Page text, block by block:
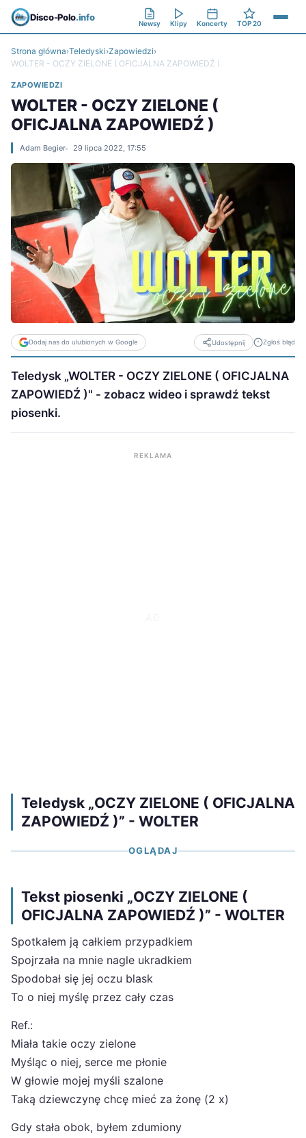
Disco-Polo.info
Newsy Klipy Koncerty TOP 20
Strona główna›Teledyski›Zapowiedzi›
WOLTER - OCZY ZIELONE ( OFICJALNA ZAPOWIEDŹ )
ZAPOWIEDZI
WOLTER - OCZY ZIELONE (
OFICJALNA ZAPOWIEDŹ )
Adam Begier 29 lipca 2022, 17:55
Dodaj nas do ulubionych w Google Udostępnij Zgłoś błąd
Teledysk „WOLTER - OCZY ZIELONE ( OFICJALNA
ZAPOWIEDŹ )" - zobacz wideo i sprawdź tekst
piosenki.
REKLAMA
Teledysk „OCZY ZIELONE ( OFICJALNA
ZAPOWIEDŹ )” - WOLTER
OGLĄDAJ
Tekst piosenki „OCZY ZIELONE (
OFICJALNA ZAPOWIEDŹ )” - WOLTER
Spotkałem ją całkiem przypadkiem
Spojrzała na mnie nagle ukradkiem
Spodobał się jej oczu blask
To o niej myślę przez cały czas
Ref.:
Miała takie oczy zielone
Myśląc o niej, serce me płonie
W głowie mojej myśli szalone
Taką dziewczynę chcę mieć za żonę (2 x)
Gdy stała obok, byłem zdumiony